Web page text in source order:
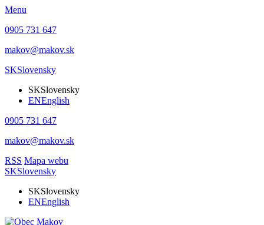
Menu
0905 731 647
makov@makov.sk
SKSlovensky
SKSlovensky
ENEnglish
0905 731 647
makov@makov.sk
RSS Mapa webu
SKSlovensky
SKSlovensky
ENEnglish